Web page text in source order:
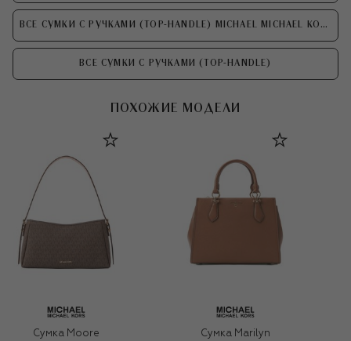
ВСЕ СУМКИ С РУЧКАМИ (TOP-HANDLE) MICHAEL MICHAEL KORS
ВСЕ СУМКИ С РУЧКАМИ (TOP-HANDLE)
ПОХОЖИЕ МОДЕЛИ
Сумка Moore Сумка Marilyn